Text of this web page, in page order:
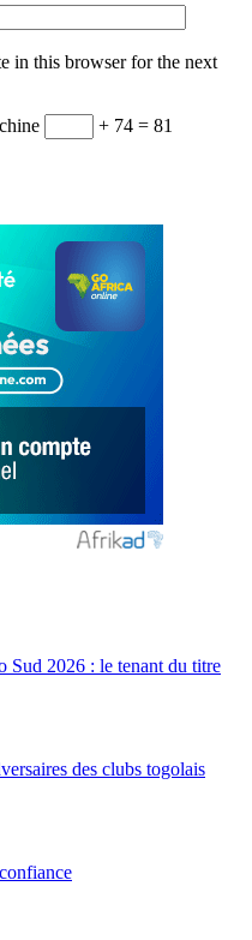
in this browser for the next
+ 74 = 81
2026 : le tenant du titre
des clubs togolais